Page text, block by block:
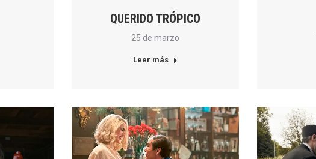
QUERIDO TRÓPICO
25 de marzo
Leer más